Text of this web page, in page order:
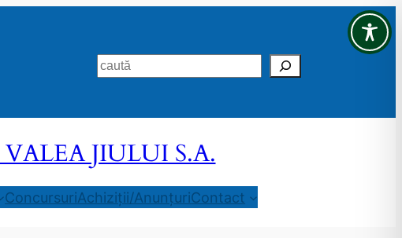
Search
JIULUI S.A.
ConcursuriAchiziții/AnunțuriContact